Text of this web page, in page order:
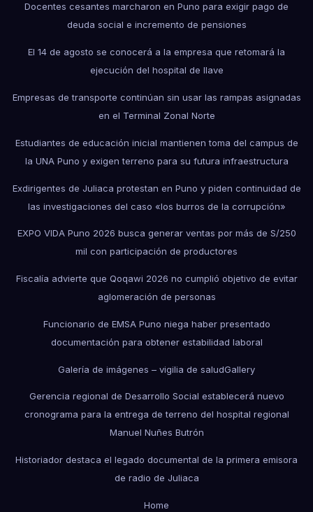
Docentes cesantes marcharon en Puno para exigir pago de
deuda social e incremento de pensiones
El 14 de agosto se conocerá a la empresa que retomará la
ejecución del hospital de Ilave
Empresas de transporte continúan sin usar las rampas asignadas
en el Terminal Zonal Norte
Estudiantes de educación inicial mantienen toma del campus de
la UNA Puno y exigen terreno para su futura infraestructura
Exdirigentes de Juliaca protestan en Puno y piden continuidad de
las investigaciones del caso «los burros de la corrupción»
EXPO VIDA Puno 2026 busca generar ventas por más de S/250
mil con participación de productores
Fiscalía advierte que Qoqawi 2026 no cumplió objetivo de evitar
aglomeración de personas
Funcionario de EMSA Puno niega haber presentado
documentación para obtener estabilidad laboral
Galería de imágenes – vigilia de saludGallery
Gerencia regional de Desarrollo Social establecerá nuevo
cronograma para la entrega de terreno del hospital regional
Manuel Nuñes Butrón
Historiador destaca el legado documental de la primera emisora
de radio de Juliaca
Home